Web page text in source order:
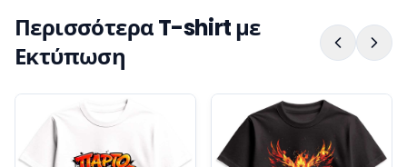
Περισσότερα T-shirt με
Εκτύπωση
Ατάκες σε